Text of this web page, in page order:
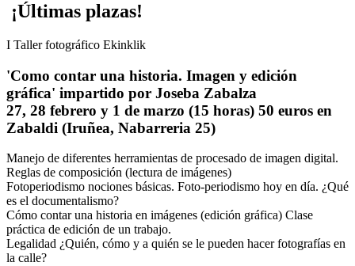
¡Últimas plazas!
I Taller fotográfico Ekinklik
'Como contar una historia. Imagen y edición
gráfica' impartido por Joseba Zabalza
27, 28 febrero y 1 de marzo (15 horas) 50 euros en
Zabaldi (Iruñea, Nabarreria 25)
Manejo de diferentes herramientas de procesado de imagen digital.
Reglas de composición (lectura de imágenes)
Fotoperiodismo nociones básicas. Foto-periodismo hoy en día. ¿Qué
es el documentalismo?
Cómo contar una historia en imágenes (edición gráfica) Clase
práctica de edición de un trabajo.
Legalidad ¿Quién, cómo y a quién se le pueden hacer fotografías en
la calle?